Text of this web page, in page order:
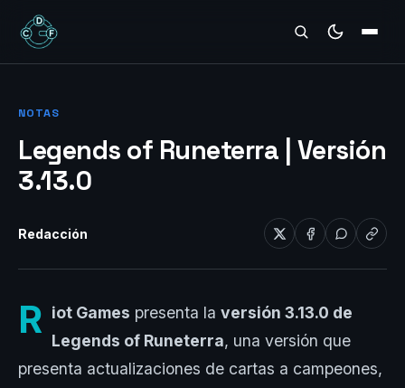
REVIEWS
NOTAS
Legends of Runeterra | Versión
3.13.0
Redacción
R iot Games presenta la versión 3.13.0 de
Legends of Runeterra, una versión que
presenta actualizaciones de cartas a campeones,